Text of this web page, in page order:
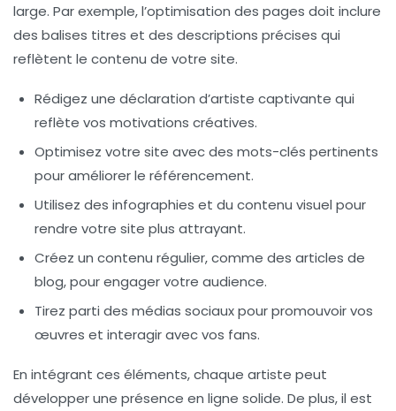
large. Par exemple, l’optimisation des pages doit inclure
des balises titres et des descriptions précises qui
reflètent le contenu de votre site.
Rédigez une déclaration d’artiste captivante qui
reflète vos motivations créatives.
Optimisez votre site avec des mots-clés pertinents
pour améliorer le référencement.
Utilisez des infographies et du contenu visuel pour
rendre votre site plus attrayant.
Créez un contenu régulier, comme des articles de
blog, pour engager votre audience.
Tirez parti des médias sociauxpour promouvoir vos
œuvres et interagir avec vos fans.
En intégrant ces éléments, chaque artiste peut
développer une présence en ligne solide. De plus, il est